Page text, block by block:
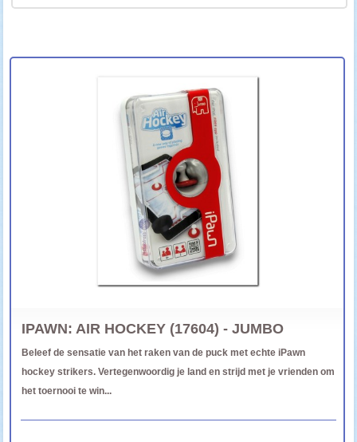
IPAWN: AIR HOCKEY (17604) - JUMBO
Beleef de sensatie van het raken van de puck met echte iPawn
hockey strikers. Vertegenwoordig je land en strijd met je vrienden om
het toernooi te win...